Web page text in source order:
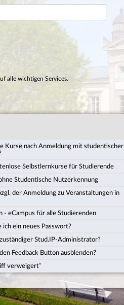
alle wichtigen Services.
Kurse nach Anmeldung mit studentischer
Selbstlernkurse für Studierende
Studentische Nutzerkennung
der Anmeldung zu Veranstaltungen in
- eCampus für alle Studierenden
ich ein neues Passwort?
Stud.IP-Administrator?
Feedback Button ausblenden?
verweigert“